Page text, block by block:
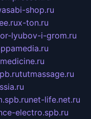
shop.ru
x-ton.ru
lyubov-i-grom.ru
tutmassage.ru
net-life.net.ru
electro.spb.ru